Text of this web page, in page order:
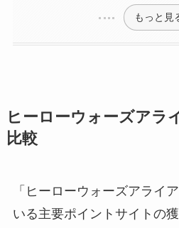
もっと見
ヒーローウォーズアラ
比較
「ヒーローウォーズアライ
いる主要ポイントサイトの